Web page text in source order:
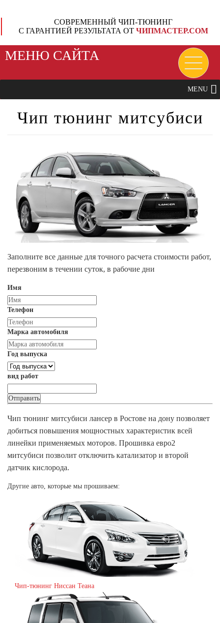
СОВРЕМЕННЫЙ ЧИП-ТЮНИНГ
С ГАРАНТИЕЙ РЕЗУЛЬТАТА ОТ ЧИПМАСТЕР.СОМ
MENU
МЕНЮ САЙТА
Чип тюнинг митсубиси
Заполните все данные для точного расчета стоимости работ,
перезвоним в течении суток, в рабочие дни
Имя
Телефон
Марка автомобиля
Год выпуска
вид работ
Чип тюнинг митсубиси лансер в Ростове на дону позволяет
добиться повышения мощностных характеристик всей
линейки применяемых моторов. Прошивка евро2
митсубиси позволит отключить катализатор и второй
датчик кислорода.
Другие авто, которые мы прошиваем:
Чип-тюнинг Ниссан Теана